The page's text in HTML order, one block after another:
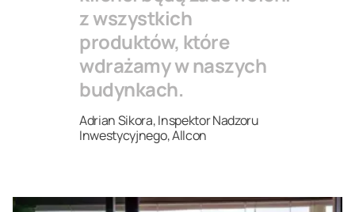
z wszystkich
produktów, które
wdrażamy w naszych
budynkach.
Adrian Sikora, Inspektor Nadzoru
Inwestycyjnego, Allcon